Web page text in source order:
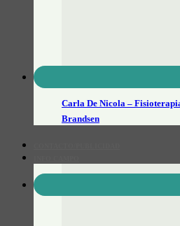
Carla De Nicola –
Brandsen